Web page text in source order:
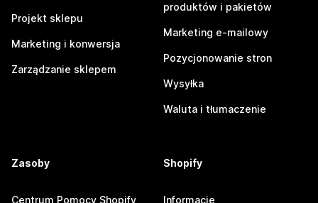
Projekt sklepu
Marketing i konwersja
Zarządzanie sklepem
produktów i pakietów
Marketing e-mailowy
Pozycjonowanie stron
Wysyłka
Waluta i tłumaczenie
Zasoby
Centrum Pomocy Shopify
Shopify
Informacje